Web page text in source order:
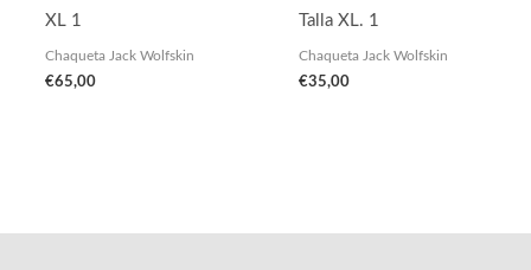
XL 1
Chaqueta Jack Wolfskin
€65,00
Talla XL. 1
Chaqueta Jack Wolfskin
€35,00